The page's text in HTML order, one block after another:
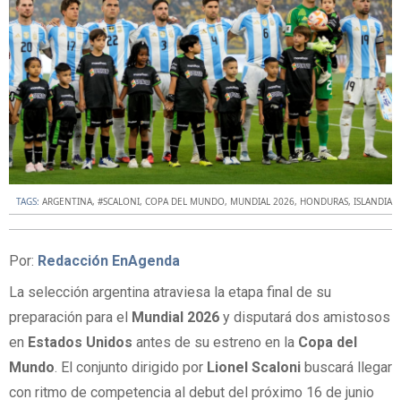
TAGS: ARGENTINA, #SCALONI, COPA DEL MUNDO, MUNDIAL 2026, HONDURAS, ISLANDIA
Por: Redacción EnAgenda
La selección argentina atraviesa la etapa final de su
preparación para el
Mundial 2026 y disputará dos amistosos
en Estados Unidos antes de su estreno en la Copa del
Mundo. El conjunto dirigido por Lionel Scaloni buscará llegar
con ritmo de competencia al debut del próximo 16 de junio